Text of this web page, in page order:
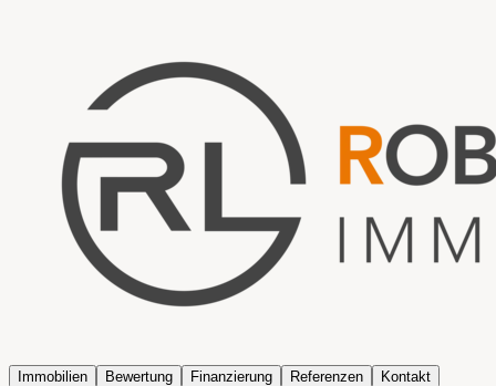
Immobilien Bewertung Finanzierung Referenzen
Kontakt